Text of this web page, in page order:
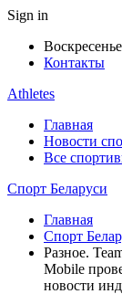
Sign in
Контакты
Athletes
Главная
Новости
Все
Спорт Беларуси
Главная
Спорт
Разное.
Mobile
новости